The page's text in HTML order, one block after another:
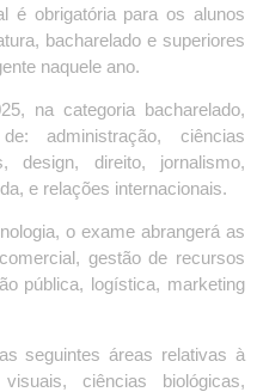
é obrigatória para os alunos
bacharelado e superiores
naquele ano.
na categoria bacharelado,
administração, ciências
design, direito, jornalismo,
e relações internacionais.
o exame abrangerá as
gestão de recursos
pública, logística, marketing
seguintes áreas relativas à
ciências biológicas,